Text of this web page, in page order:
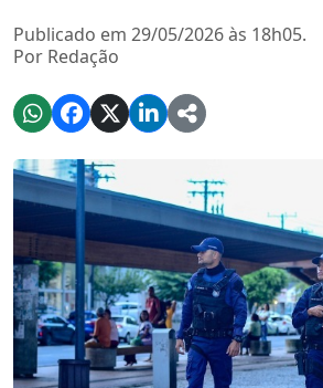
Publicado em 29/05/2026 às 18h05.
Por Redação